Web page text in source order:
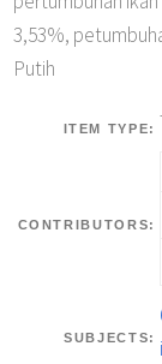
3,53%,
Putih
ITEM TYPE:
CONTRIBUTORS:
SUBJECTS: